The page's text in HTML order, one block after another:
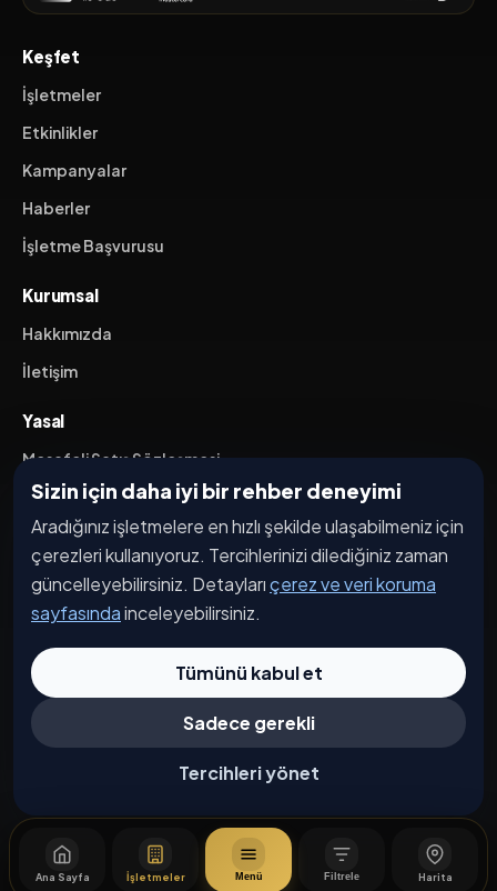
Sizin için daha iyi bir rehber deneyimi
Aradığınız işletmelere en hızlı şekilde ulaşabilmeniz için
çerezleri kullanıyoruz. Tercihlerinizi dilediğiniz zaman
güncelleyebilirsiniz. Detaylarıçerez ve veri koruma
sayfasındainceleyebilirsiniz.
Tümünü kabul et
Sadece gerekli
Tercihleri yönet
Ana Sayfa İşletmeler Menü Filtrele Harita
Keşfet
İşletmeler
Etkinlikler
Kampanyalar
Haberler
İşletme Başvurusu
Kurumsal
Hakkımızda
İletişim
Yasal
Mesafeli Satış Sözleşmesi
İptal / İade Koşulları
Hizmet Şartları
Gizlilik Politikası
Üyelik Sözleşmesi
Kişisel Veri Koruma
© 2026 Bağdat Caddesi. Tüm hakları saklıdır.